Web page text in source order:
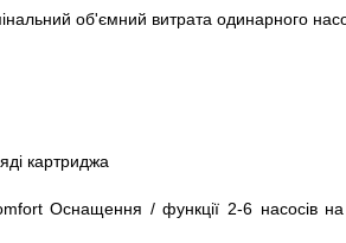
об'ємний витрата одинарного
картриджа
Оснащення / функції 2-6 насосів на